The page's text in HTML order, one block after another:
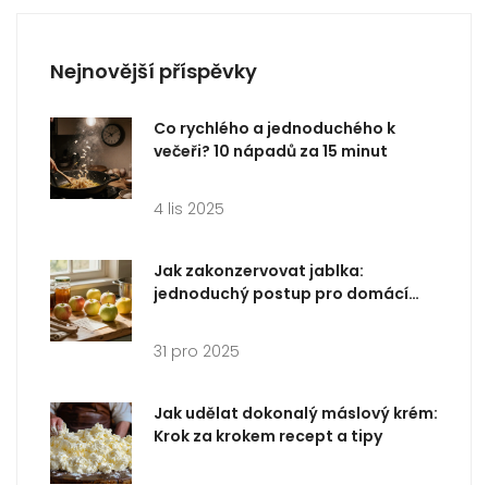
Nejnovější příspěvky
Co rychlého a jednoduchého k
večeři? 10 nápadů za 15 minut
4 lis 2025
Jak zakonzervovat jablka:
jednoduchý postup pro domácí
31 pro 2025
Jak udělat dokonalý máslový krém:
Krok za krokem recept a tipy